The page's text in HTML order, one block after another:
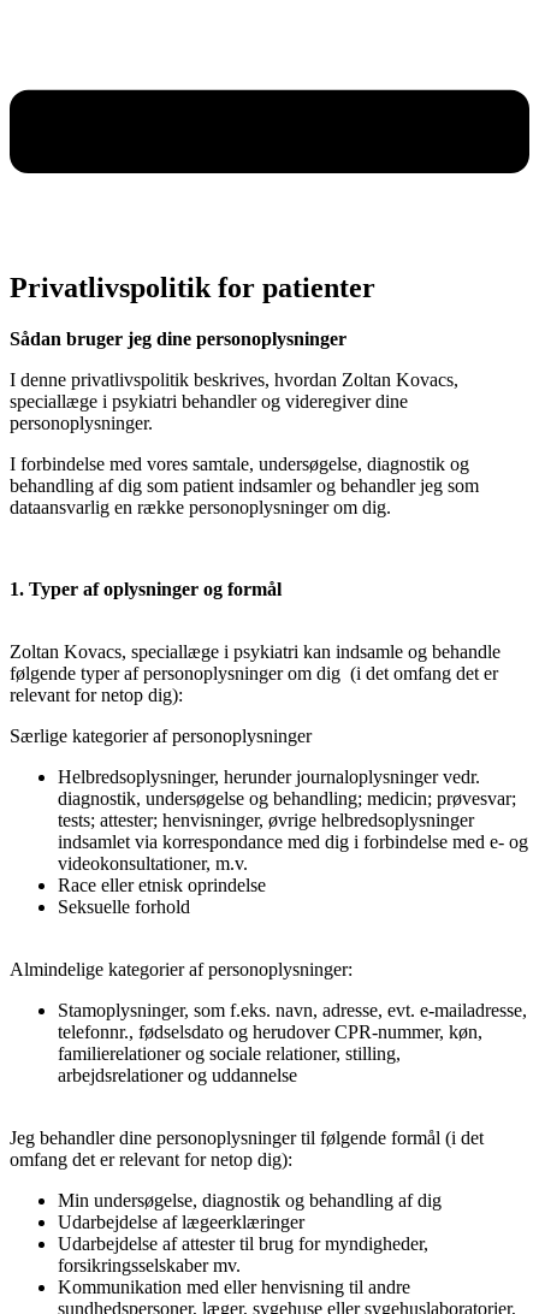
Privatlivspolitik for patienter
Sådan bruger jeg dine personoplysninger
I denne privatlivspolitik beskrives, hvordan Zoltan Kovacs,
speciallæge i psykiatri behandler og videregiver dine
personoplysninger.
I forbindelse med vores samtale, undersøgelse, diagnostik og
behandling af dig som patient indsamler og behandler jeg som
dataansvarlig en række personoplysninger om dig.
1. Typer af oplysninger og formål
Zoltan Kovacs, speciallæge i psykiatri kan indsamle og behandle
følgende typer af personoplysninger om dig (i det omfang det er
relevant for netop dig):
Særlige kategorier af personoplysninger
Helbredsoplysninger, herunder journaloplysninger vedr.
diagnostik, undersøgelse og behandling; medicin; prøvesvar;
tests; attester; henvisninger, øvrige helbredsoplysninger
indsamlet via korrespondance med dig i forbindelse med e- og
videokonsultationer, m.v.
Race eller etnisk oprindelse
Seksuelle forhold
Almindelige kategorier af personoplysninger:
Stamoplysninger, som f.eks. navn, adresse, evt. e-mailadresse,
telefonnr., fødselsdato og herudover CPR-nummer, køn,
familierelationer og sociale relationer, stilling,
arbejdsrelationer og uddannelse
Jeg behandler dine personoplysninger til følgende formål (i det
omfang det er relevant for netop dig):
Min undersøgelse, diagnostik og behandling af dig
Udarbejdelse af lægeerklæringer
Udarbejdelse af attester til brug for myndigheder,
forsikringsselskaber mv.
Kommunikation med eller henvisning til andre
sundhedspersoner, læger, sygehuse eller sygehuslaboratorier,